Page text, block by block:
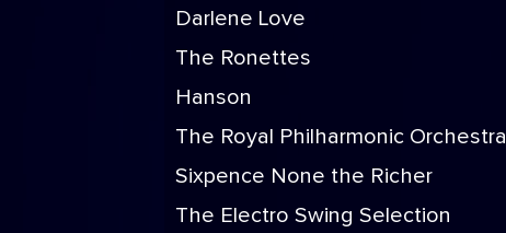
Darlene Love
The Ronettes
Hanson
The Royal Philharmonic Orchestra
Sixpence None the Richer
The Electro Swing Selection